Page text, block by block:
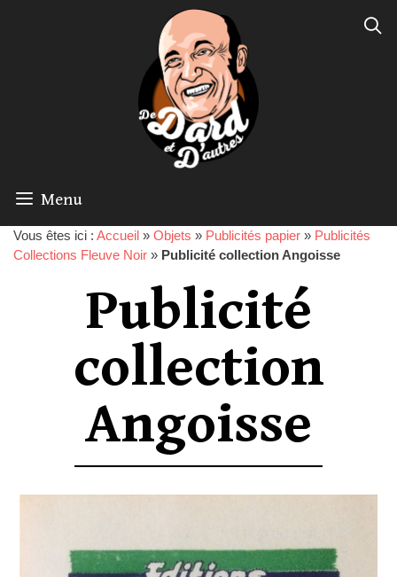
Menu
Vous êtes ici : Accueil » Objets » Publicités papier » Publicités
Collections Fleuve Noir » Publicité collection Angoisse
Publicité
collection
Angoisse